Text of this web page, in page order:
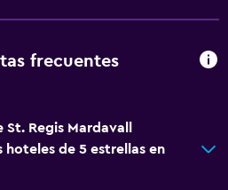
frecuentes
St. Regis Mardavall
de 5 estrellas en